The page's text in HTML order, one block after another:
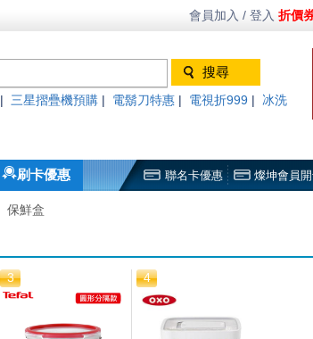
會員加入 / 登入 折價
三星摺疊機預購 電鬍刀特惠 電視折999
冰洗
刷卡優惠 聯名卡優惠 燦坤會員
保鮮盒
3 4